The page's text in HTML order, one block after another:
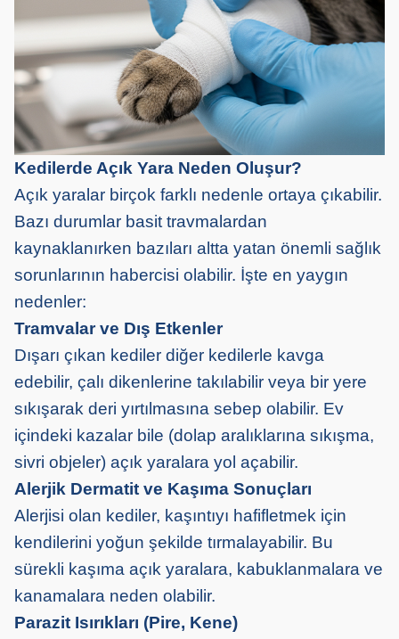
Kedilerde Açık Yara Neden Oluşur?
Açık yaralar birçok farklı nedenle ortaya çıkabilir.
Bazı durumlar basit travmalardan
kaynaklanırken bazıları altta yatan önemli sağlık
sorunlarının habercisi olabilir. İşte en yaygın
nedenler:
Tramvalar ve Dış Etkenler
Dışarı çıkan kediler diğer kedilerle kavga
edebilir, çalı dikenlerine takılabilir veya bir yere
sıkışarak deri yırtılmasına sebep olabilir. Ev
içindeki kazalar bile (dolap aralıklarına sıkışma,
sivri objeler) açık yaralara yol açabilir.
Alerjik Dermatit ve Kaşıma Sonuçları
Alerjisi olan kediler, kaşıntıyı hafifletmek için
kendilerini yoğun şekilde tırmalayabilir. Bu
sürekli kaşıma açık yaralara, kabuklanmalara ve
kanamalara neden olabilir.
Parazit Isırıkları (Pire, Kene)